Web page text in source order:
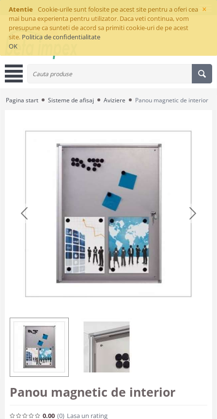
×
Atentie
Cookie-urile sunt folosite pe acest site pentru a oferi cea
mai buna experienta pentru utilizator. Daca veti continua, vom
presupune ca sunteti de acord sa primiti cookie-uri de pe acest
site. Politica de confidentialitate
OK
Pagina start Sisteme de afisaj Aviziere Panou magnetic de interior
Panou magnetic de interior
0.00 (0) Lasa un rating